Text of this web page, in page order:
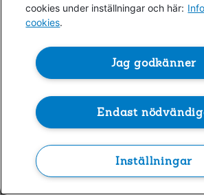
cookies under inställningar och här:
cookies.
Jag godkänner
Endast
Inställningar